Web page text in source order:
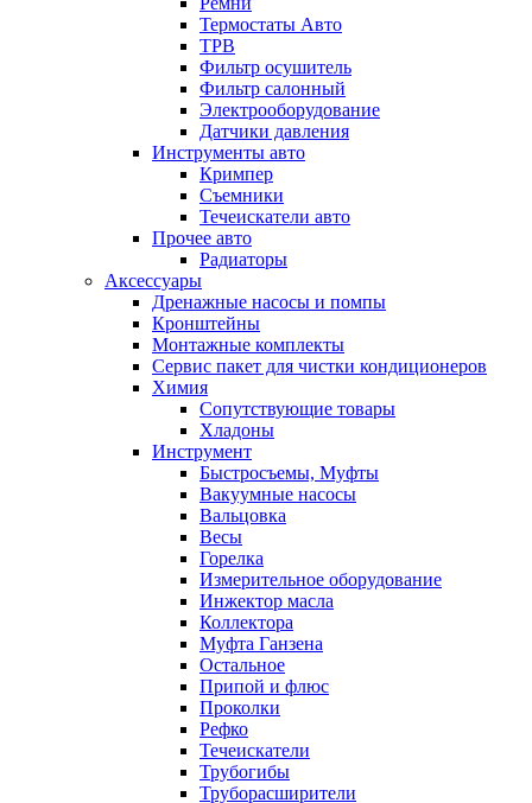
Термостаты Авто
ТРВ
Фильтр осушитель
Фильтр салонный
Электрооборудование
Датчики давления
Инструменты авто
Кримпер
Съемники
Течеискатели авто
Прочее авто
Радиаторы
Аксессуары
Дренажные насосы и помпы
Кронштейны
Монтажные комплекты
Сервис пакет для чистки кондиционеров
Химия
Сопутствующие товары
Хладоны
Инструмент
Быстросъемы, Муфты
Вакуумные насосы
Вальцовка
Весы
Горелка
Измерительное оборудование
Инжектор масла
Коллектора
Муфта Ганзена
Остальное
Припой и флюс
Проколки
Рефко
Течеискатели
Трубогибы
Труборасширители